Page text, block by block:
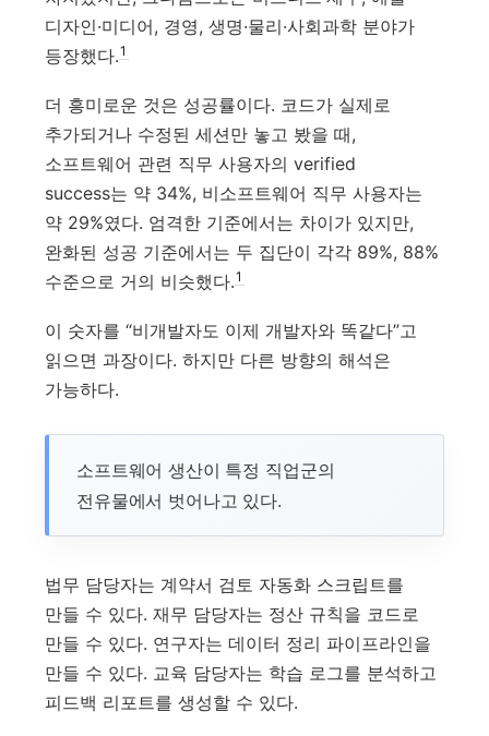
디자인·미디어, 경영, 생명·물리·사회과학 분야가
등장했다.1
더 흥미로운 것은 성공률이다. 코드가 실제로
추가되거나 수정된 세션만 놓고 봤을 때,
소프트웨어 관련 직무 사용자의 verified
success는 약 34%, 비소프트웨어 직무 사용자는
약 29%였다. 엄격한 기준에서는 차이가 있지만,
완화된 성공 기준에서는 두 집단이 각각 89%, 88%
수준으로 거의 비슷했다.1
이 숫자를 “비개발자도 이제 개발자와 똑같다”고
읽으면 과장이다. 하지만 다른 방향의 해석은
가능하다.
소프트웨어 생산이 특정 직업군의
전유물에서 벗어나고 있다.
법무 담당자는 계약서 검토 자동화 스크립트를
만들 수 있다. 재무 담당자는 정산 규칙을 코드로
만들 수 있다. 연구자는 데이터 정리 파이프라인을
만들 수 있다. 교육 담당자는 학습 로그를 분석하고
피드백 리포트를 생성할 수 있다.